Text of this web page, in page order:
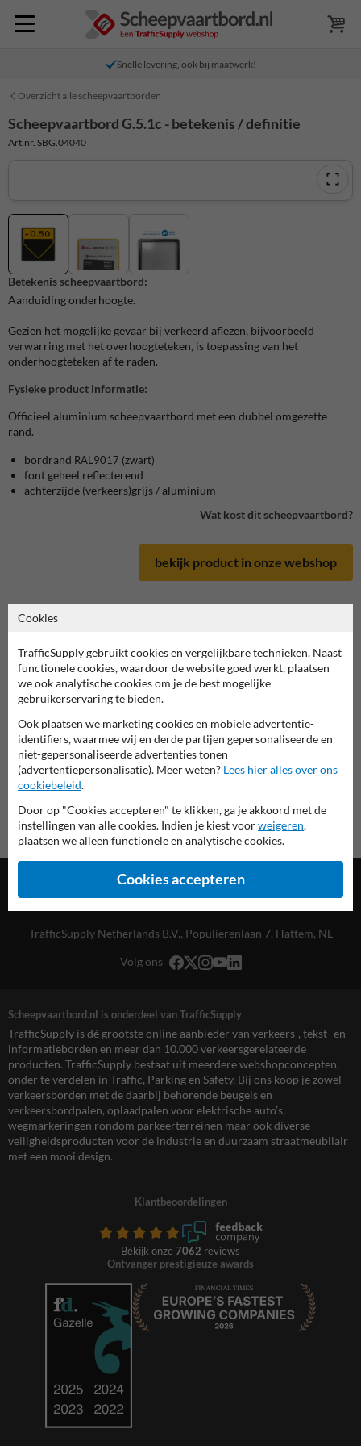
Snelle levering, ook bij maatwerk!
Overzicht alle scheepvaartborden
Scheepvaartbord in serie G
deze informatie printen
overzicht officiële scheepvaartborden
Scheepvaartbord.nl
Scheepvaartbord G.5.1c - betekenis / definitie
Art.nr. SBG.04040
Betekenis scheepvaartbord:
Aanduiding onderhoogte.
Gezien het mogelijke gevaar bij verkeerd aflezen, bijvoorbeeld
verwarring met het overhoogteteken, is toepassing van het
onderhoogteteken af te raden.
Fysieke product informatie:
Officieel aluminium scheepvaartbord met een dubbel omgezette
rand.
bordrand RAL9017 (zwart)
font geheel reflecterend
achterzijde (verkeers)grijs / aluminium
Wat kost dit scheepvaartbord?
bekijk product in onze webshop
TrafficSupply Netherlands B.V., Populierenlaan 7, Hattem, NL
Volg ons
Scheepvaartbord.nl is onderdeel van TrafficSupply
TrafficSupply is dé grootste online aanbieder van verkeers-, tekst- en
informatieborden en meer dan 10.000 verkeersgerelateerde
producten. TrafficSupply bestaat uit meerdere webshopconcepten,
onder te verdelen in Traffic, Parking en Safety. Bij ons koop je zowel
verkeersborden met de daarbij behorende beugels en
verkeersbordpalen, oplaadpalen voor elektrische auto’s,
wegmarkeringen rondom parkeerterreinen maar ook diverse
veiligheidsproducten voor de industrie en duurzaam straatmeubilair
met een mooi design.
Klantbeoordelingen
Bekijk onze 7062 reviews
Ontvanger prestigieuze awards
Cookies
TrafficSupply gebruikt cookies en vergelijkbare technieken. Naast
functionele cookies, waardoor de website goed werkt, plaatsen
we ook analytische cookies om je de best mogelijke
gebruikerservaring te bieden.
Ook plaatsen we marketing cookies en mobiele advertentie-
identifiers, waarmee wij en derde partijen gepersonaliseerde en
niet-gepersonaliseerde advertenties tonen
(advertentiepersonalisatie). Meer weten? Lees hier alles over ons
cookiebeleid.
Door op "Cookies accepteren" te klikken, ga je akkoord met de
instellingen van alle cookies. Indien je kiest voorweigeren,
plaatsen we alleen functionele en analytische cookies.
Cookies accepteren